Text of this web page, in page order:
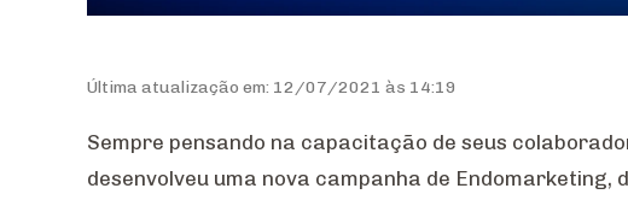
Última atualização em: 12/07/2021 às 14:19
Sempre pensando na capacitação de seus
desenvolveu uma nova campanha de Endomarketing,